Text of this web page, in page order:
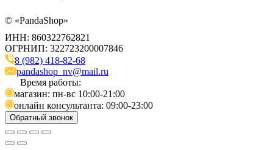
© «PandaShop»
ИНН: 860322762821
ОГРНИП: 322723200007846
8 (982) 418-82-68
pandashop_nv@mail.ru
Время работы:
магазин: пн-вс 10:00-21:00
онлайн консультанта: 09:00-23:00
Обратный звонок